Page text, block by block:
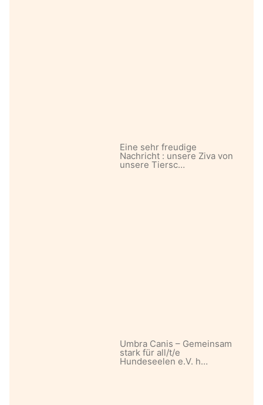
Eine sehr freudige
Nachricht : unsere Ziva von
unsere Tiersc…
Umbra Canis – Gemeinsam
stark für all/t/e
Hundeseelen e.V. h…